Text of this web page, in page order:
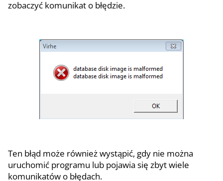
zobaczyć komunikat o błędzie.
Ten błąd może również wystąpić, gdy nie można
uruchomić programu lub pojawia się zbyt wiele
komunikatów o błędach.